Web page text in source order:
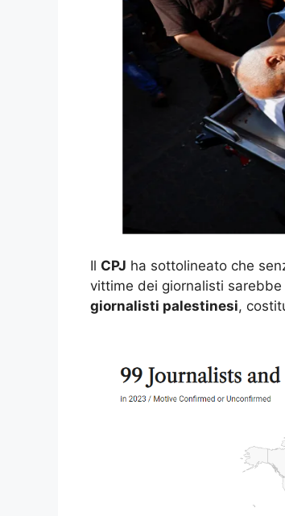
Il CPJ ha sottolineato che
vittime dei giornalisti
giornalisti palestinesi,